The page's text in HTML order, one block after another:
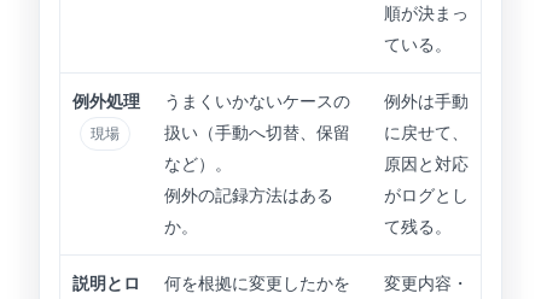
順が決まっ
ている。
例外処理
現場
うまくいかないケースの
扱い（手動へ切替、保留
など）。
例外の記録方法はある
か。
例外は手動
に戻せて、
原因と対応
がログとし
て残る。
説明とロ
何を根拠に変更したかを
変更内容・